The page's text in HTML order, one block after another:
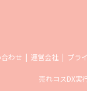
わせ 運営会社 プラ
売れコスDX実